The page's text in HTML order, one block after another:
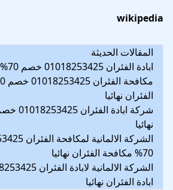
wikipedia
المقالات الحديثة
ابادة الفئران 01018253425 خصم 70% ابادة الفئران نهائيا
الفئران نهائيا
نهائيا
70% مكافحة الفئران نهائيا
ابادة الفئران نهائيا